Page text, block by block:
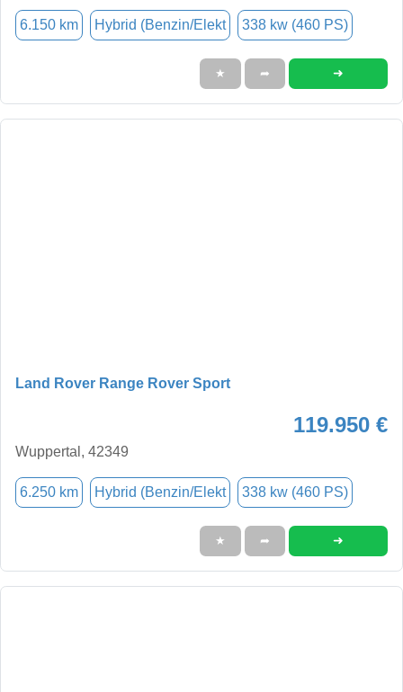
6.150 km Hybrid (Benzin/Elekt 338 kw (460 PS)
★ ➦ ➜
Land Rover Range Rover Sport
119.950 €
Wuppertal, 42349
6.250 km Hybrid (Benzin/Elekt 338 kw (460 PS)
★ ➦ ➜